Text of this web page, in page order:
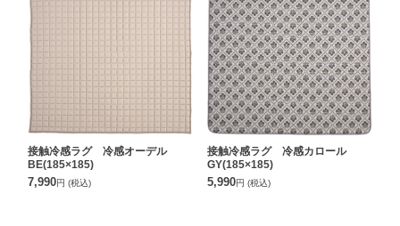
接触冷感ラグ 冷感オーデル
BE(185×185)
7,990円 (税込)
接触冷感ラグ 冷感カロール
GY(185×185)
5,990円 (税込)